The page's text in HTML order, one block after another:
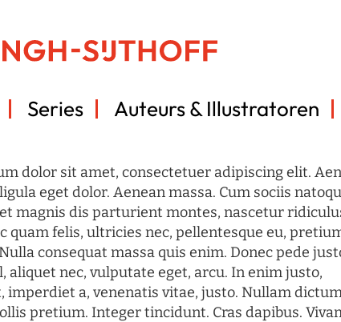
Series Auteurs & Illustratoren
dolor sit amet, consectetuer adipiscing elit.
eget dolor. Aenean massa. Cum sociis
magnis dis parturient montes, nascetur
quam felis, ultricies nec, pellentesque eu,
consequat massa quis enim. Donec pede
aliquet nec, vulputate eget, arcu. In enim justo,
imperdiet a, venenatis vitae, justo. Nullam
pretium. Integer tincidunt. Cras dapibus.